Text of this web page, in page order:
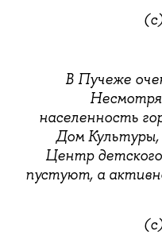
В Пучеже
населенность
Дом Культуры,
Центр
пустуют, а